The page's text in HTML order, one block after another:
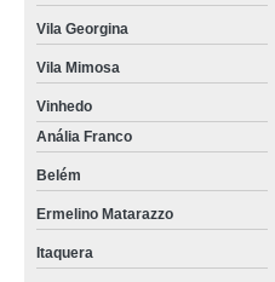
Vila Georgina
Vila Mimosa
Vinhedo
Anália Franco
Belém
Ermelino Matarazzo
Itaquera